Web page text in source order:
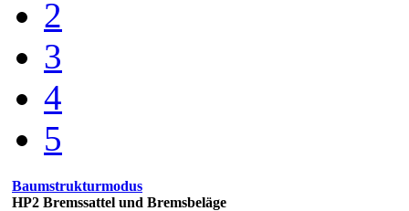
2
3
4
5
Baumstrukturmodus
HP2 Bremssattel und Bremsbeläge